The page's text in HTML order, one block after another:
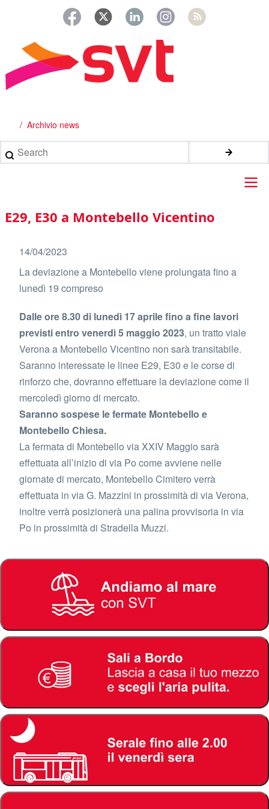
principale
Briciole
di
pane
Archivio news
Search
Main
navigation
E29, E30 a Montebello Vicentino
14/04/2023
La deviazione a Montebello viene prolungata fino a
lunedì 19 compreso
Dalle ore 8.30 di lunedì 17 aprile fino a fine lavori
previsti entro venerdì 5 maggio 2023, un tratto viale
Verona a Montebello Vicentino non sarà transitabile.
Saranno interessate le linee E29, E30 e le corse di
rinforzo che, dovranno effettuare la deviazione come il
mercoledì giorno di mercato.
Saranno sospese le fermate Montebello e
Montebello Chiesa.
La fermata di Montebello via XXIV Maggio sarà
effettuata all’inizio di via Po come avviene nelle
giornate di mercato, Montebello Cimitero verrà
effettuata in via G. Mazzini in prossimità di via Verona,
inoltre verrà posizionerà una palina provvisoria in via
Po in prossimità di Stradella Muzzi.